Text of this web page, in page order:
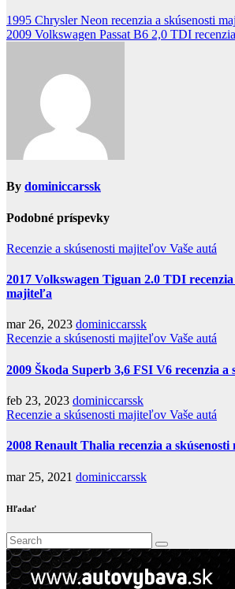
1995 Chrysler Neon recenzia a skúsenosti
2009 Volkswagen Passat B6 2,0 TDI
By dominiccarssk
Podobné príspevky
Recenzie a skúsenosti majiteľov Vaše autá
2017 Volkswagen Tiguan 2.0 TDI recenzia
majiteľa
mar 26, 2023 dominiccarssk
Recenzie a skúsenosti majiteľov Vaše autá
2009 Škoda Superb 3,6 FSI V6 recenzia a
feb 23, 2023 dominiccarssk
Recenzie a skúsenosti majiteľov Vaše autá
2008 Renault Thalia recenzia a
mar 25, 2021 dominiccarssk
Hľadať